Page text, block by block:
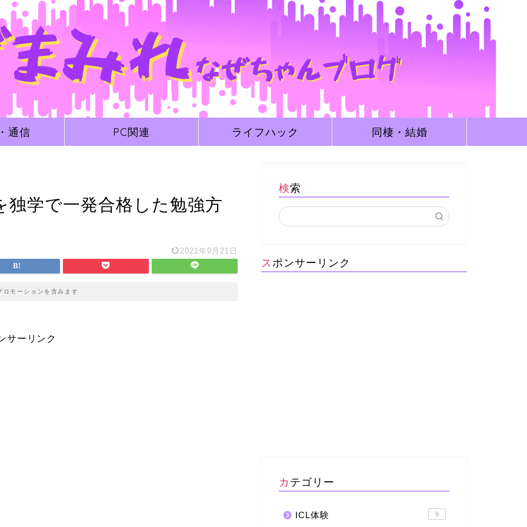
通信 PC関連 ライフハック 同棲・結婚
独学で一発合格した勉強方
2021年9月21日
ロモーションを含みます
サーリンク
検索
スポンサーリンク
カテゴリー
ICL体験 9